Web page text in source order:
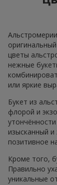
цветы
нежные
или яркие
Букет из
флорой и
изысканный
позитивное
Кроме того,
Правильно
уникальные